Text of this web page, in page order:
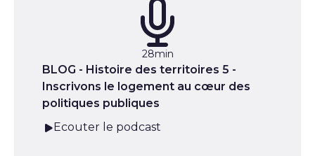
Podcast :
Durée :
28min
BLOG - Histoire des territoires 5 -
Inscrivons le logement au cœur des
politiques publiques
Ecouter le podcast